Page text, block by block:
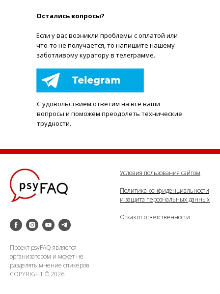
Остались вопросы?
Если у вас возникли проблемы с оплатой или
что-то не получается, то напишите нашему
заботливому куратору в телеграмме.
С удовольствием ответим на все ваши
вопросы и поможем преодолеть технические
трудности.
Проект psyFAQ является
организатором и может не
разделять мнение спикеров.
COPYRIGHT © 2026.
Условия пользования сайтом
Политика конфиденциальности
и защита персональных данных
Отказ от ответственности